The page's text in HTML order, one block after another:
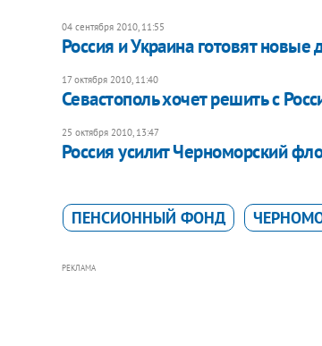
04 сентября 2010, 11:55
Россия и Украина готовят
17 октября 2010, 11:40
Севастополь хочет решить с
25 октября 2010, 13:47
​Россия усилит Черноморский
ПЕНСИОННЫЙ ФОНД
РЕКЛАМА